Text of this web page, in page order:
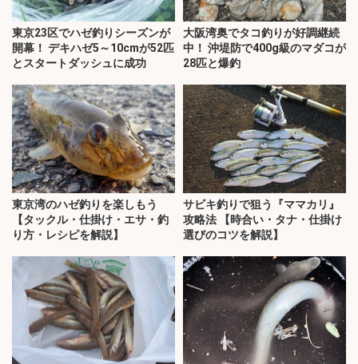
東京23区でハゼ釣りシーズンが
開幕！ デキハゼ5～10cmが52匹
とスタートダッシュに成功
大阪湾奥でタコ釣りが好調継続
中！ 沖堤防で400g級のマダコが
28匹と爆釣
東京湾のハゼ釣りを楽しもう
【タックル・仕掛け・エサ・釣
り方・レシピを解説】
サビキ釣りで狙う『ママカリ』
攻略法 【時合い・タナ・仕掛け
選びのコツを解説】